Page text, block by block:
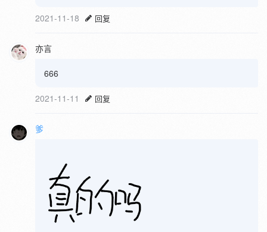
2021-11-18 回复
亦言
666
2021-11-11 回复
爹